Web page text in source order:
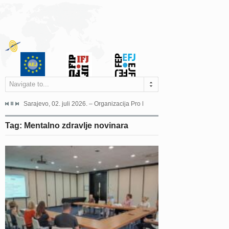
Navigate to...
Grada Sarajeva povodom Dana Sarajeva dugogodišnjoj...
Sarajevo, 02. juli 2026. – Organizacija Pro Educa juče je uspješno
Tag: Mentalno zdravlje novinara